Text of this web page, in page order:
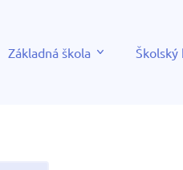
Základná škola